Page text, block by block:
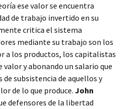
ese valor se encuentra
de trabajo invertido en su
critica el sistema
mediante su trabajo son los
a los productos, los capitalistas
y abonando un salario que
de subsistencia de aquellos y
de lo que produce. John
defensores de la libertad